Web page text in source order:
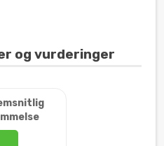
og vurderinger